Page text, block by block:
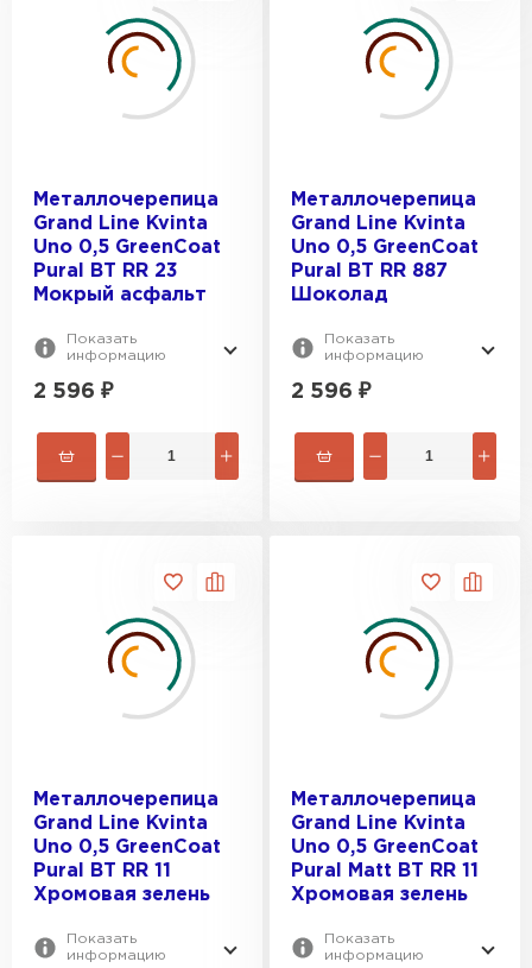
Металлочерепица
Grand Line Kvinta
Uno 0,5 GreenСoat
Pural BT RR 23
Мокрый асфальт
Показать
информацию
2 596 ₽
Металлочерепица
Grand Line Kvinta
Uno 0,5 GreenСoat
Pural BT RR 887
Шоколад
Показать
информацию
2 596 ₽
Металлочерепица
Grand Line Kvinta
Uno 0,5 GreenСoat
Pural BT RR 11
Хромовая зелень
Показать
информацию
Металлочерепица
Grand Line Kvinta
Uno 0,5 GreenCoat
Pural Matt BT RR 11
Хромовая зелень
Показать
информацию